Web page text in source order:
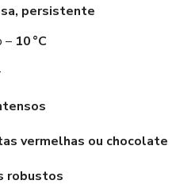
persistente
– 10 °C
vermelhas ou chocolate
robustos